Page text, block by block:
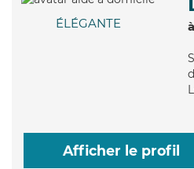
ÉLÉGANTE
Afficher le profil